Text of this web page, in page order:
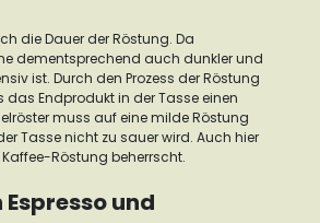
die Dauer der Röstung. Da
dementsprechend auch dunkler und
ist. Durch den Prozess der Röstung
Endprodukt in der Tasse einen
muss auf eine milde Röstung
Tasse nicht zu sauer wird. Auch hier
Röstung beherrscht.
und